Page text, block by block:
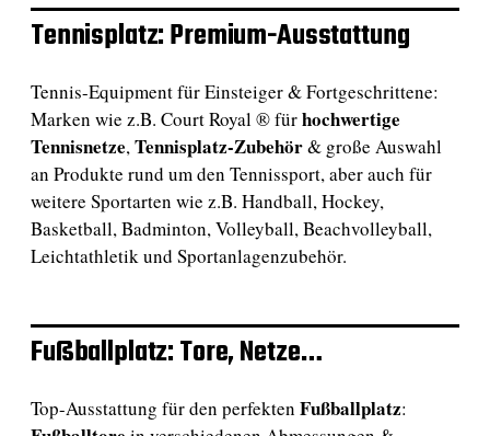
Tennisplatz: Premium-Ausstattung
Tennis-Equipment für Einsteiger & Fortgeschrittene:
Marken wie z.B. Court Royal ® fürhochwertige
Tennisnetze,Tennisplatz-Zubehör& große Auswahl
an Produkte rund um den Tennissport, aber auch für
weitere Sportarten wie z.B. Handball, Hockey,
Basketball, Badminton, Volleyball, Beachvolleyball,
Leichtathletik und Sportanlagenzubehör.
Fußballplatz: Tore, Netze…
Top-Ausstattung für den perfekten Fußballplatz: